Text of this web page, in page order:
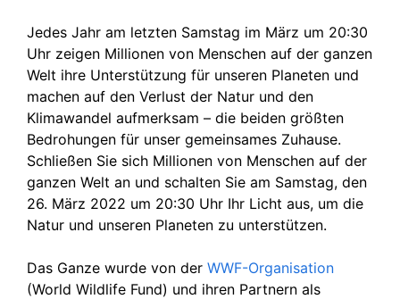
Jedes Jahr am letzten Samstag im März um 20:30
Uhr zeigen Millionen von Menschen auf der ganzen
Welt ihre Unterstützung für unseren Planeten und
machen auf den Verlust der Natur und den
Klimawandel aufmerksam – die beiden größten
Bedrohungen für unser gemeinsames Zuhause.
Schließen Sie sich Millionen von Menschen auf der
ganzen Welt an und schalten Sie am Samstag, den
26. März 2022 um 20:30 Uhr Ihr Licht aus, um die
Natur und unseren Planeten zu unterstützen.
Das Ganze wurde von der WWF-Organisation
(World Wildlife Fund) und ihren Partnern als